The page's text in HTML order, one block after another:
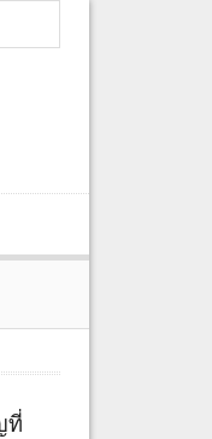
ที่